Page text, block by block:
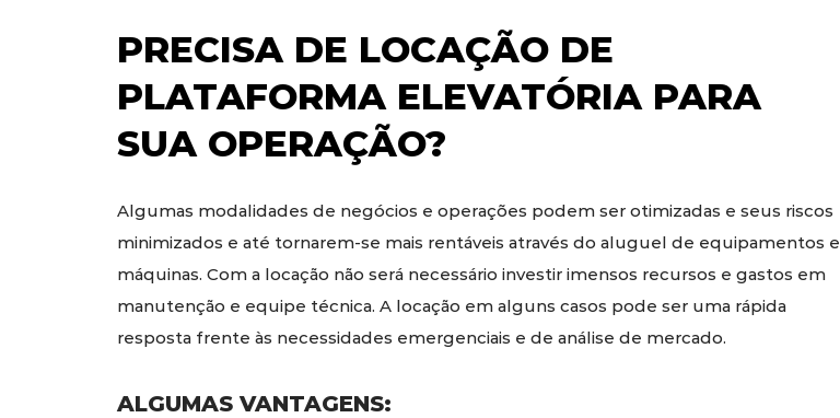
PRECISA DE LOCAÇÃO DE
PLATAFORMA ELEVATÓRIA PARA
SUA OPERAÇÃO?
Algumas modalidades de negócios e operações podem ser otimizadas e seus riscos
minimizados e até tornarem-se mais rentáveis através do aluguel de equipamentos e
máquinas. Com a locação não será necessário investir imensos recursos e gastos em
manutenção e equipe técnica. A locação em alguns casos pode ser uma rápida
resposta frente às necessidades emergenciais e de análise de mercado.
ALGUMAS VANTAGENS: